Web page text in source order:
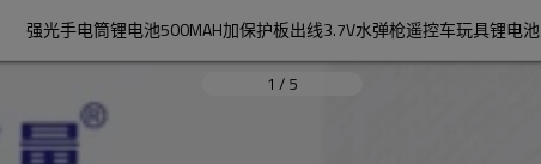
强光手电筒锂电池500MAH加保护板出线3.7V水弹枪遥控车玩具锂电池
1 / 5